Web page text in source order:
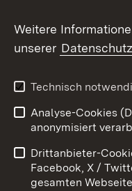
Social Wall
X / Twitter
Youtube
Benutzungshinweise
Datenschutz
Weitere
unserer
Technisch
Analyse-Cookies
anonymisiert
Drittanbieter-
Facebook, X /
gesamten